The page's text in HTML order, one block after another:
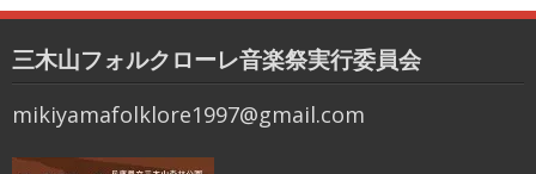
三木山フォルクローレ音楽祭実行委員会
mikiyamafolklore1997@gmail.com